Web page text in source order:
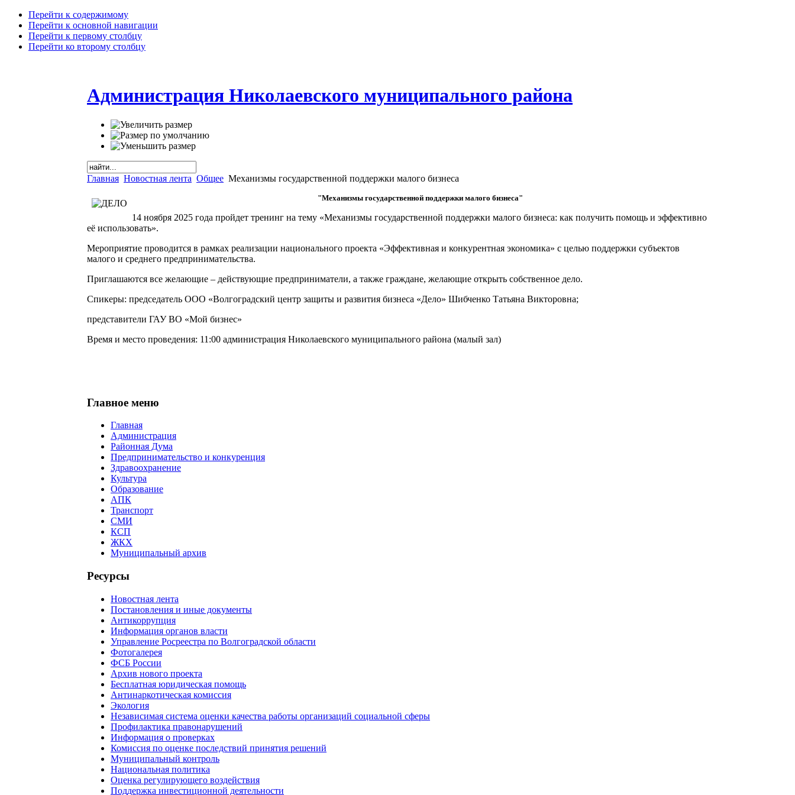
Перейти к содержимому
Перейти к основной навигации
Перейти к первому столбцу
Перейти ко второму столбцу
Администрация Николаевского муниципального района
Главная Новостная лента Общее Механизмы государственной поддержки малого бизнеса
"Механизмы государственной поддержки малого бизнеса"
14 ноября 2025 года пройдет тренинг на тему «Механизмы государственной поддержки малого бизнеса: как получить помощь и эффективно
её использовать».
Мероприятие проводится в рамках реализации национального проекта «Эффективная и конкурентная экономика» с целью поддержки субъектов
малого и среднего предпринимательства.
Приглашаются все желающие – действующие предприниматели, а также граждане, желающие открыть собственное дело.
Спикеры: председатель ООО «Волгоградский центр защиты и развития бизнеса «Дело» Шибченко Татьяна Викторовна;
представители ГАУ ВО «Мой бизнес»
Время и место проведения: 11:00 администрация Николаевского муниципального района (малый зал)
Главное меню
Главная
Администрация
Районная Дума
Предпринимательство и конкуренция
Здравоохранение
Культура
Образование
АПК
Транспорт
СМИ
КСП
ЖКХ
Муниципальный архив
Ресурсы
Новостная лента
Постановления и иные документы
Антикоррупция
Информация органов власти
Управление Росреестра по Волгоградской области
Фотогалерея
ФСБ России
Архив нового проекта
Бесплатная юридическая помощь
Антинаркотическая комиссия
Экология
Независимая система оценки качества работы организаций социальной сферы
Профилактика правонарушений
Информация о проверках
Комиссия по оценке последствий принятия решений
Муниципальный контроль
Национальная политика
Оценка регулирующего воздействия
Поддержка инвестиционной деятельности